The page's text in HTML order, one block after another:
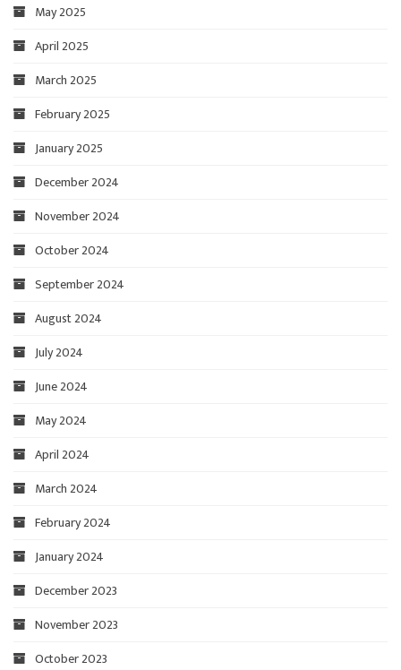
May 2025
April 2025
March 2025
February 2025
January 2025
December 2024
November 2024
October 2024
September 2024
August 2024
July 2024
June 2024
May 2024
April 2024
March 2024
February 2024
January 2024
December 2023
November 2023
October 2023